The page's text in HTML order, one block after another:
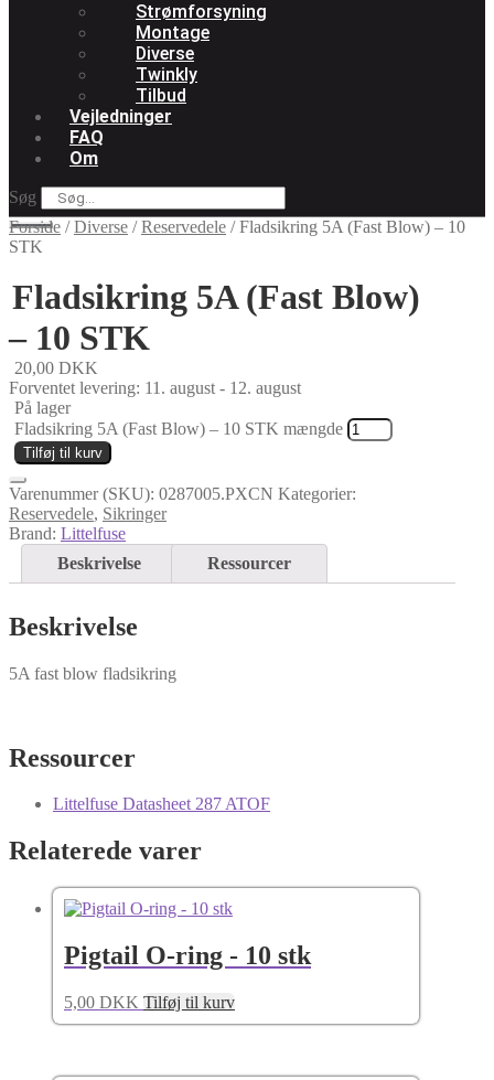
Strømforsyning
Montage
Diverse
Twinkly
Tilbud
Vejledninger
FAQ
Om
Søg
Forside /Diverse /Reservedele /Fladsikring 5A (Fast Blow) – 10
STK
Fladsikring 5A (Fast Blow)
– 10 STK
20,00 DKK
Forventet levering: 11. august - 12. august
På lager
Fladsikring 5A (Fast Blow) – 10 STK mængde
Tilføj til kurv
Varenummer (SKU): 0287005.PXCN Kategorier:
Reservedele, Sikringer
Brand: Littelfuse
Beskrivelse
Ressourcer
Beskrivelse
5A fast blow fladsikring
Ressourcer
Littelfuse Datasheet 287 ATOF
Relaterede varer
Pigtail O-ring - 10 stk
5,00 DKK Tilføj til kurv